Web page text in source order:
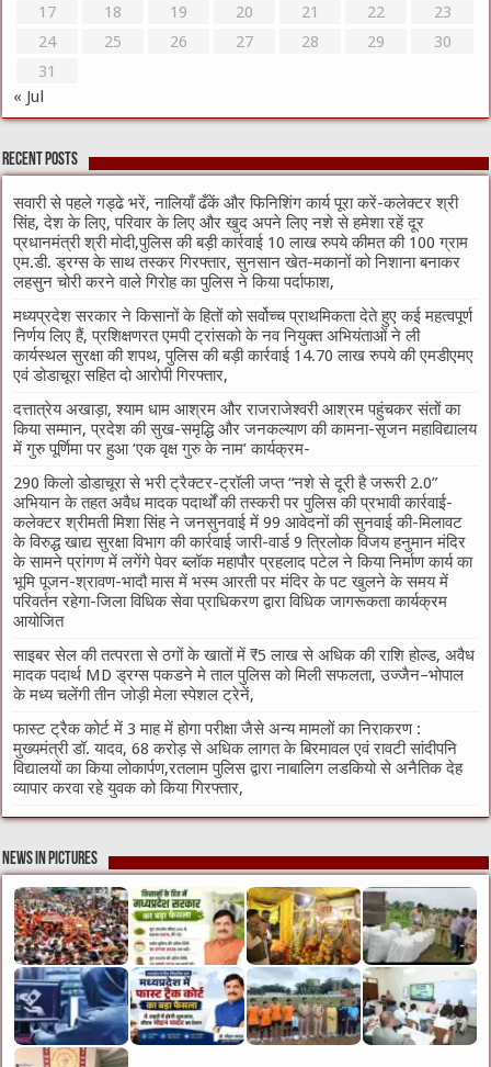
17
18 19 20 21 22
23
24
25 26 27 28 29
30
31
« Jul
Recent Posts
सवारी से पहले गड्ढे भरें, नालियाँ ढँकें और फिनिशिंग कार्य पूरा करें-कलेक्टर श्री
सिंह, देश के लिए, परिवार के लिए और खुद अपने लिए नशे से हमेशा रहें दूर
प्रधानमंत्री श्री मोदी,पुलिस की बड़ी कार्रवाई 10 लाख रुपये कीमत की 100 ग्राम
एम.डी. ड्रग्स के साथ तस्कर गिरफ्तार, सुनसान खेत-मकानों को निशाना बनाकर
लहसुन चोरी करने वाले गिरोह का पुलिस ने किया पर्दाफाश,
मध्यप्रदेश सरकार ने किसानों के हितों को सर्वोच्च प्राथमिकता देते हुए कई महत्वपूर्ण
निर्णय लिए हैं, प्रशिक्षणरत एमपी ट्रांसको के नव नियुक्त अभियंताओं ने ली
कार्यस्थल सुरक्षा की शपथ, पुलिस की बड़ी कार्रवाई 14.70 लाख रुपये की एमडीएमए
एवं डोडाचूरा सहित दो आरोपी गिरफ्तार,
दत्तात्रेय अखाड़ा, श्याम धाम आश्रम और राजराजेश्वरी आश्रम पहुंचकर संतों का
किया सम्मान, प्रदेश की सुख-समृद्धि और जनकल्याण की कामना-सृजन महाविद्यालय
में गुरु पूर्णिमा पर हुआ ‘एक वृक्ष गुरु के नाम’ कार्यक्रम-
290 किलो डोडाचूरा से भरी ट्रैक्टर-ट्रॉली जप्त “नशे से दूरी है जरूरी 2.0”
अभियान के तहत अवैध मादक पदार्थों की तस्करी पर पुलिस की प्रभावी कार्रवाई-
कलेक्टर श्रीमती मिशा सिंह ने जनसुनवाई में 99 आवेदनों की सुनवाई की-मिलावट
के विरुद्ध खाद्य सुरक्षा विभाग की कार्रवाई जारी-वार्ड 9 त्रिलोक विजय हनुमान मंदिर
के सामने प्रांगण में लगेंगे पेवर ब्लॉक महापौर प्रहलाद पटेल ने किया निर्माण कार्य का
भूमि पूजन-श्रावण-भादौ मास में भस्म आरती पर मंदिर के पट खुलने के समय में
परिवर्तन रहेगा-जिला विधिक सेवा प्राधिकरण द्वारा विधिक जागरूकता कार्यक्रम
आयोजित
साइबर सेल की तत्परता से ठगों के खातों में ₹5 लाख से अधिक की राशि होल्ड, अवैध
मादक पदार्थ MD ड्रग्स पकडने मे ताल पुलिस को मिली सफलता, उज्जैन–भोपाल
के मध्य चलेंगी तीन जोड़ी मेला स्पेशल ट्रेनें,
फास्ट ट्रैक कोर्ट में 3 माह में होगा परीक्षा जैसे अन्य मामलों का निराकरण :
मुख्यमंत्री डॉ. यादव, 68 करोड़ से अधिक लागत के बिरमावल एवं रावटी सांदीपनि
विद्यालयों का किया लोकार्पण,रतलाम पुलिस द्वारा नाबालिग लडकियो से अनैतिक देह
व्यापार करवा रहे युवक को किया गिरफ्तार,
News in Pictures